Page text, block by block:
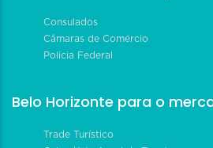
Consulados
Câmaras de Comércio
Polícia Federal
Belo Horizonte para o
Trade Turístico